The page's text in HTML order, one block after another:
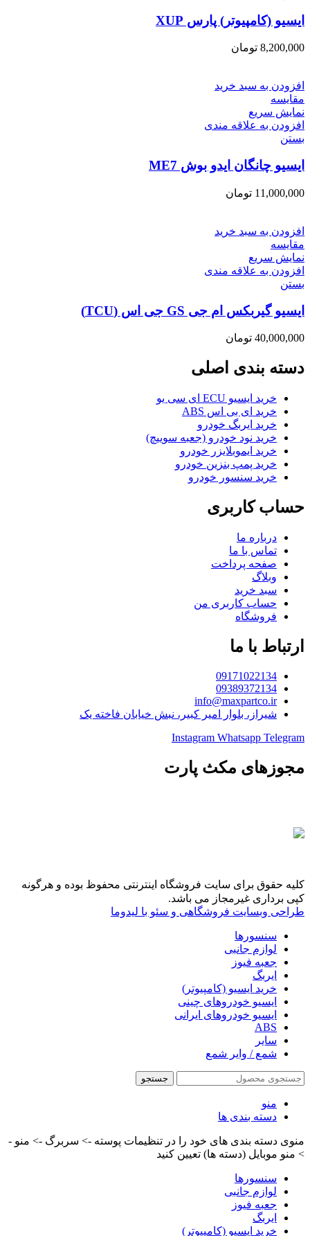
ایسیو (کامپیوتر) پارس XUP
8,200,000 تومان
افزودن به سبد خرید
مقایسه
نمایش سریع
افزودن به علاقه مندی
بستن
ایسیو چانگان ایدو بوش ME7
11,000,000 تومان
افزودن به سبد خرید
مقایسه
نمایش سریع
افزودن به علاقه مندی
بستن
ایسیو گیربکس ام جی GS جی اس (TCU)
40,000,000 تومان
دسته بندی اصلی
خرید ایسیو ECU ای سی یو
خرید ای بی اس ABS
خرید ایربگ خودرو
خرید نود خودرو (جعبه سوییچ)
خرید ایموبلایزر خودرو
خرید پمپ بنزین خودرو
خرید سنسور خودرو
حساب کاربری
درباره ما
تماس با ما
صفحه پرداخت
وبلاگ
سبد خرید
حساب کاربری من
فروشگاه
ارتباط با ما
09171022134
09389372134
info@maxpartco.ir
شیراز، بلوار امیر کبیر، نبش خیابان فاخته یک
Instagram Whatsapp Telegram
مجوزهای مکث پارت
کلیه حقوق برای سایت فروشگاه اینترنتی محفوظ بوده و هرگونه
کپی برداری غیرمجاز می باشد.
طراحی وبسایت فروشگاهی و سئو با لیدوما
سنسورها
لوازم جانبی
جعبه فیوز
ایربگ
خرید ایسیو (کامپیوتر)
ایسیو خودروهای چینی
ایسیو خودروهای ایرانی
ABS
سایر
شمع / وایر شمع
جستجو
منو
دسته بندی ها
منوی دسته بندی های خود را در تنظیمات پوسته -> سربرگ -> منو -
> منو موبایل (دسته ها) تعیین کنید
سنسورها
لوازم جانبی
جعبه فیوز
ایربگ
خرید ایسیو (کامپیوتر)